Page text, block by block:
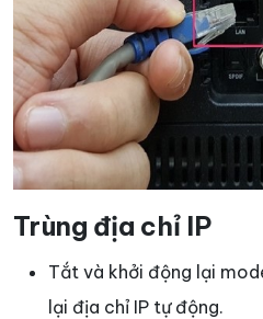
Trùng địa chỉ IP
Tắt và khởi động lại
lại địa chỉ IP tự động.